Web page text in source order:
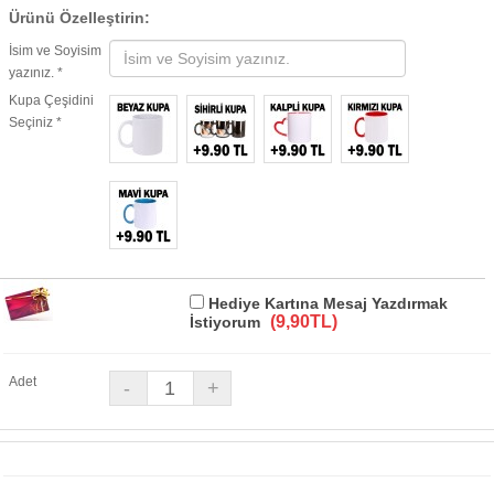
Ürünü Özelleştirin:
İsim ve Soyisim
yazınız. *
Kupa Çeşidini
Seçiniz *
Hediye Kartına Mesaj Yazdırmak
İstiyorum (9,90TL)
Adet